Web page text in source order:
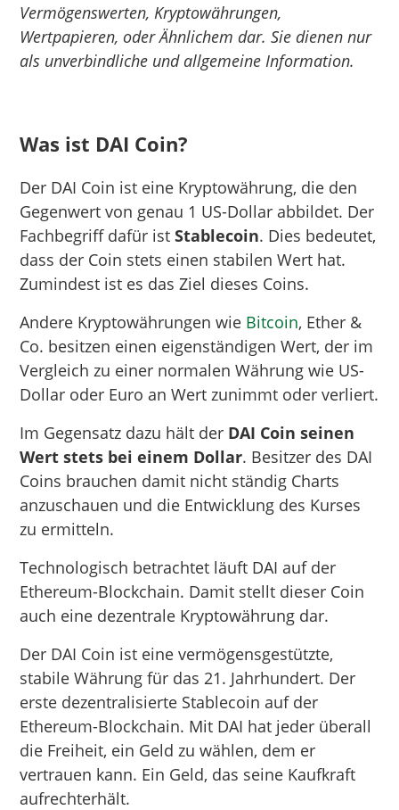
Vermögenswerten, Kryptowährungen,
Wertpapieren, oder Ähnlichem dar. Sie dienen nur
als unverbindliche und allgemeine Information.
Was ist DAI Coin?
Der DAI Coin ist eine Kryptowährung, die den
Gegenwert von genau 1 US-Dollar abbildet. Der
Fachbegriff dafür istStablecoin. Dies bedeutet,
dass der Coin stets einen stabilen Wert hat.
Zumindest ist es das Ziel dieses Coins.
Andere Kryptowährungen wie Bitcoin, Ether &
Co. besitzen einen eigenständigen Wert, der im
Vergleich zu einer normalen Währung wie US-
Dollar oder Euro an Wert zunimmt oder verliert.
Im Gegensatz dazu hält der DAI Coin seinen
Wert stets bei einem Dollar. Besitzer des DAI
Coins brauchen damit nicht ständig Charts
anzuschauen und die Entwicklung des Kurses
zu ermitteln.
Technologisch betrachtet läuft DAI auf der
Ethereum-Blockchain. Damit stellt dieser Coin
auch eine dezentrale Kryptowährung dar.
Der DAI Coin ist eine vermögensgestützte,
stabile Währung für das 21. Jahrhundert. Der
erste dezentralisierte Stablecoin auf der
Ethereum-Blockchain. Mit DAI hat jeder überall
die Freiheit, ein Geld zu wählen, dem er
vertrauen kann. Ein Geld, das seine Kaufkraft
aufrechterhält.